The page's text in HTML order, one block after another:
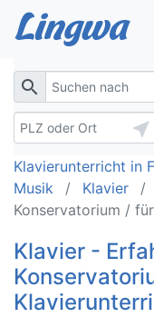
search
near_me
Klavierunterricht in
Musik
Klavier
Konservatorium /
Klavier -